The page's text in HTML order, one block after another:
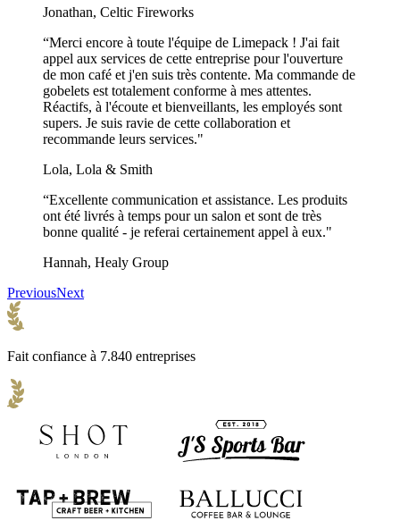
Jonathan, Celtic Fireworks
“Merci encore à toute l'équipe de Limepack ! J'ai fait
appel aux services de cette entreprise pour l'ouverture
de mon café et j'en suis très contente. Ma commande de
gobelets est totalement conforme à mes attentes.
Réactifs, à l'écoute et bienveillants, les employés sont
supers. Je suis ravie de cette collaboration et
recommande leurs services."
Lola, Lola & Smith
“Excellente communication et assistance. Les produits
ont été livrés à temps pour un salon et sont de très
bonne qualité - je referai certainement appel à eux."
Hannah, Healy Group
PreviousNext
Fait confiance à 7.840 entreprises